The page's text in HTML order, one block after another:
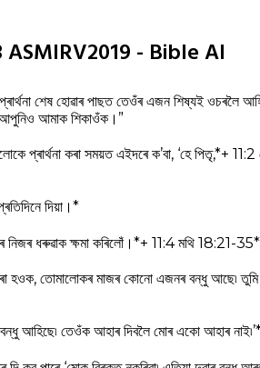
ASMIRV2019 - Bible AI
প্ৰার্থনা শেষ হোৱাৰ পাছত তেওঁৰ এজন শিষ্যই ওচৰলৈ
আপুনিও আমাক শিকাওঁক।”
প্ৰাৰ্থনা কৰা সময়ত এইদৰে ক’বা, ‘হে পিতৃ,*+
দিয়া।*
নিজৰ ধৰুৱাক ক্ষমা কৰিলোঁ।*+ 11:4 মথি 18:21-
হওক, তোমালোকৰ মাজৰ কোনো এজনৰ বন্ধু আছে৷ তুমি
আহিছে৷ তেওঁক আহাৰ দিবলৈ মোৰ একো আহাৰ